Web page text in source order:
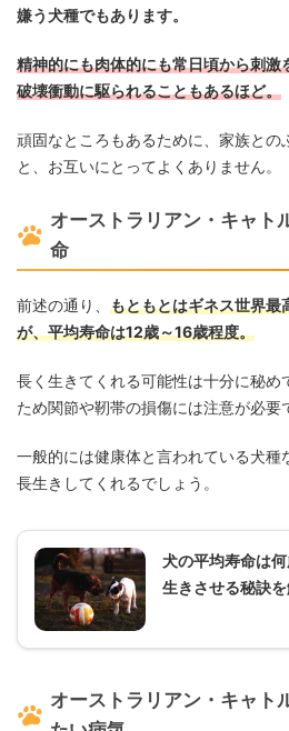
嫌う犬種でもあります。
精神的にも肉体的にも常日頃から刺激
破壊衝動に駆られることもあるほど。
頑固なところもあるために、家族との
と、お互いにとってよくありません。
オーストラリアン・キャト
命
前述の通り、 もともとはギネス世界最
が、平均寿命は12歳～16歳程度。
長く生きてくれる可能性は十分に秘め
ため関節や靭帯の損傷には注意が必要
一般的には健康体と言われている犬種
長生きしてくれるでしょう。
犬の平均寿命は
生きさせる秘訣
オーストラリアン・キャト